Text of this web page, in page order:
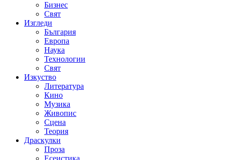
Бизнес
Свят
Изгледи
България
Европа
Наука
Технологии
Свят
Изкуство
Литература
Кино
Музика
Живопис
Сцена
Теория
Драскулки
Проза
Есеистика